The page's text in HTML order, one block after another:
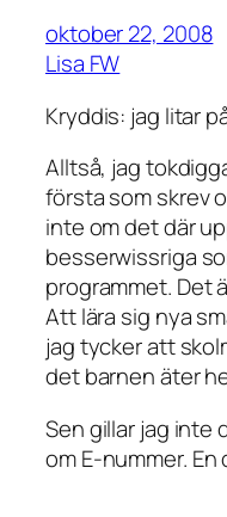
oktober 22, 2008
Lisa FW
Kryddis: jag litar
Alltså, jag
första som skrev
inte om det där
besserwissriga
programmet. Det
Att lära sig nya
jag tycker att
det barnen äter
Sen gillar jag inte
om E-nummer. En